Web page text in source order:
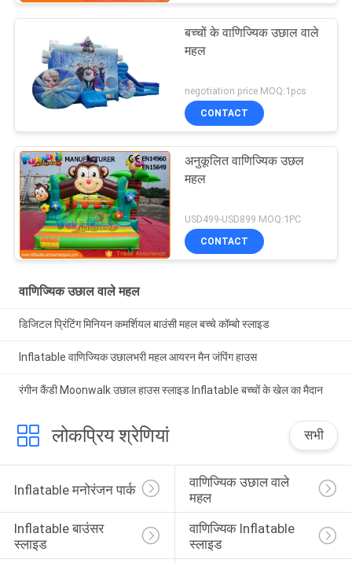
बच्चों के वाणिज्यिक उछाल वाले
महल
negotiation price MOQ:1pcs
CONTACT
अनुकूलित वाणिज्यिक उछल
महल
USD499-USD899 MOQ:1PC
CONTACT
वाणिज्यिक उछाल वाले महल
डिजिटल प्रिंटिंग मिनियन कमर्शियल बाउंसी महल बच्चे कॉम्बो स्लाइड
Inflatable वाणिज्यिक उछालभरी महल आयरन मैन जंपिंग हाउस
रंगीन कैंडी Moonwalk उछाल हाउस स्लाइड Inflatable बच्चों के खेल का मैदान
लोकप्रिय श्रेणियां सभी
Inflatable मनोरंजन पार्क
वाणिज्यिक उछाल वाले
महल
Inflatable बाउंसर
स्लाइड
वाणिज्यिक Inflatable
स्लाइड